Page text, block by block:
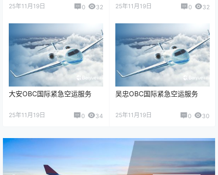
25年11月19日 0 32 25年11月19日 0 32
大安OBC国际紧急空运服务
25年11月19日 0 34
吴忠OBC国际紧急空运服务
25年11月19日 0 30